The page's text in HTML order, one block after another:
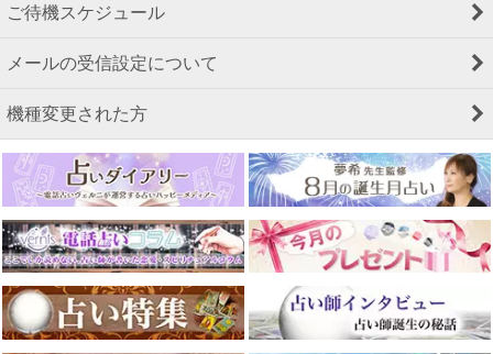
ご待機スケジュール
メールの受信設定について
機種変更された方